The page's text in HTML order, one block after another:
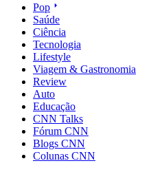
Pop
Saúde
Ciência
Tecnologia
Lifestyle
Viagem & Gastronomia
Review
Auto
Educação
CNN Talks
Fórum CNN
Blogs CNN
Colunas CNN